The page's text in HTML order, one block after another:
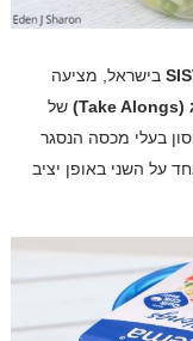
בישראל, מציעה
(
Take Alongs
)של
בעלי מכסה הנסגר
על השני באופן יציב